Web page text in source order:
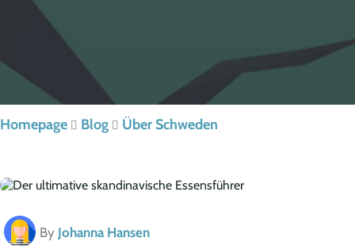
Homepage Blog Über Schweden
By Johanna Hansen